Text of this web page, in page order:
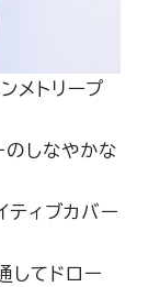
メトリープ
しなやかな
ティブカバー
してドロー